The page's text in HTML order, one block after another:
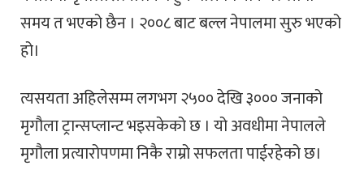
समय त भएको छैन । २००८ बाट बल्ल नेपालमा सुरु भएको
हो।
त्यसयता अहिलेसम्म लगभग २५०० देखि ३००० जनाको
मृगौला ट्रान्सप्लान्ट भइसकेको छ । यो अवधीमा नेपालले
मृगौला प्रत्यारोपणमा निकै राम्रो सफलता पाईरहेको छ।